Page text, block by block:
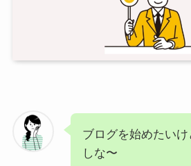
ブログを始めたい
しな〜